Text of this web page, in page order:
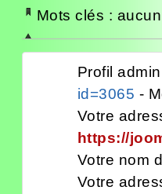
Mots clés : aucun
Profil
id=3065 -
Votre
https://
Votre nom
Votre